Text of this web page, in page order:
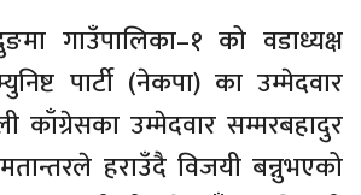
गाउँपालिका–१ को वडाध्यक्ष
पार्टी (नेकपा) का उम्मेदवार
काँग्रेसका उम्मेदवार सम्मरबहादुर
हराउँदै विजयी बन्नुभएको